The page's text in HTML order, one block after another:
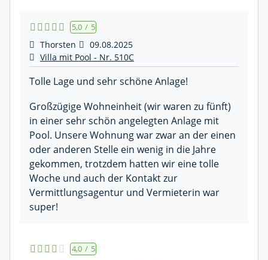
5,0 / 5
Thorsten
09.08.2025
Villa mit Pool - Nr. 510C
Tolle Lage und sehr schöne Anlage!
Großzügige Wohneinheit (wir waren zu fünft)
in einer sehr schön angelegten Anlage mit
Pool. Unsere Wohnung war zwar an der einen
oder anderen Stelle ein wenig in die Jahre
gekommen, trotzdem hatten wir eine tolle
Woche und auch der Kontakt zur
Vermittlungsagentur und Vermieterin war
super!
4,0 / 5